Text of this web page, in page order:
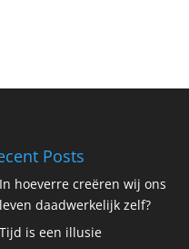
Posts
In hoeverre creëren wij ons
leven daadwerkelijk zelf?
Tijd is een illusie